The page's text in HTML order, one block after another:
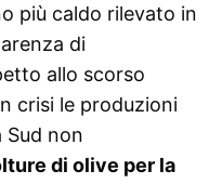
più caldo rilevato in
di
allo scorso
crisi le produzioni
Sud non
di olive per la